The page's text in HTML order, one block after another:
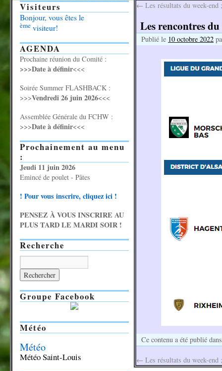
← Les résultats du week-
Les rencontres
Publié le 10 octobre 2022
Ce contenu a été publié
← Les résultats du week-
Visiteurs
Bonjour, vous êtes le
ème visiteur!
AGENDA
Prochaine réunion du Comité :
>>>Date à définir<<<
Soirée Summer FLASHBACK :
>>>Vendredi 26 juin 2026<<<
Assemblée Générale du FCHW :
>>>Date à définir<<<
Prochainement au menu
:
Jeudi 11 juin 2026
Emincé de poulet - Pâtes
! Pour vous inscrire, cliquez ici !
PENSEZ À VOUS INSCRIRE AU
PLUS TARD LE MARDI SOIR !
Recherche
Groupe Facebook
Météo
Météo
Météo Saint-Louis